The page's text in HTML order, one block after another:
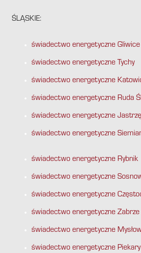
ŚLĄSKIE:
świadectwo energetyczne Gliwice
świadectwo energetyczne Tychy
świadectwo energetyczne
świadectwo energetyczne Ruda
świadectwo energetyczne
świadectwo energetyczne
świadectwo energetyczne Rybnik
świadectwo energetyczne
świadectwo energetyczne
świadectwo energetyczne Zabrze
świadectwo energetyczne
świadectwo energetyczne